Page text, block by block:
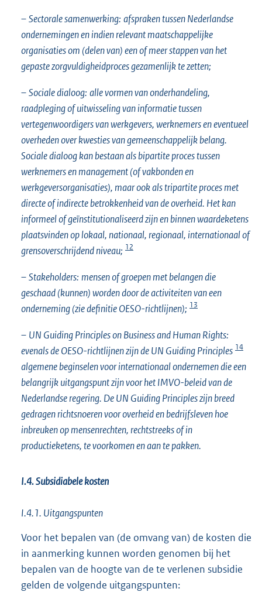
–Sectorale samenwerking: afspraken tussen Nederlandse
ondernemingen en indien relevant maatschappelijke
organisaties om (delen van) een of meer stappen van het
gepaste zorgvuldigheidproces gezamenlijk te zetten;
–Sociale dialoog: alle vormen van onderhandeling,
raadpleging of uitwisseling van informatie tussen
vertegenwoordigers van werkgevers, werknemers en eventueel
overheden over kwesties van gemeenschappelijk belang.
Sociale dialoog kan bestaan als bipartite proces tussen
werknemers en management (of vakbonden en
werkgeversorganisaties), maar ook als tripartite proces met
directe of indirecte betrokkenheid van de overheid. Het kan
informeel of geïnstitutionaliseerd zijn en binnen waardeketens
plaatsvinden op lokaal, nationaal, regionaal, internationaal of
grensoverschrijdend niveau; 12
–Stakeholders: mensen of groepen met belangen die
geschaad (kunnen) worden door de activiteiten van een
onderneming (zie definitie OESO-richtlijnen); 13
– UN Guiding Principles on Business and Human Rights:
evenals de OESO-richtlijnen zijn de UN Guiding Principles 14
algemene beginselen voor internationaal ondernemen die een
belangrijk uitgangspunt zijn voor het IMVO-beleid van de
Nederlandse regering. De UN Guiding Principles zijn breed
gedragen richtsnoeren voor overheid en bedrijfsleven hoe
inbreuken op mensenrechten, rechtstreeks of in
productieketens, te voorkomen en aan te pakken.
I.4. Subsidiabele kosten
I.4.1. Uitgangspunten
Voor het bepalen van (de omvang van) de kosten die
in aanmerking kunnen worden genomen bij het
bepalen van de hoogte van de te verlenen subsidie
gelden de volgende uitgangspunten: